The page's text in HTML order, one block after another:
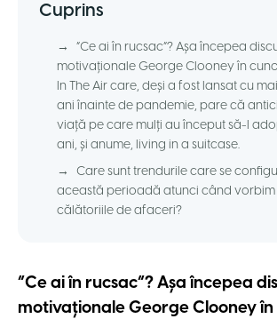
Cuprins
→
“Ce ai în rucsac”? Așa începea
motivaționale George Clooney în
In The Air care, deși a fost lansat cu
ani înainte de pandemie, pare că
viață pe care mulți au început să-l
ani, și anume, living in a suitcase.
→
Care sunt trendurile care se
această perioadă atunci când vorbim
călătoriile de afaceri?
“Ce ai în rucsac”? Așa începea
motivaționale George Clooney în